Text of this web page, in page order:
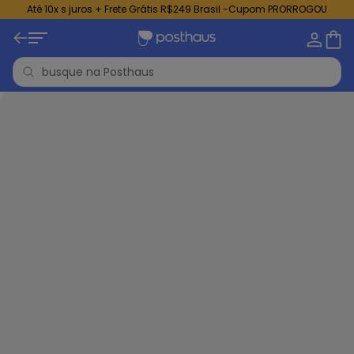
Até 10x s juros + Frete Grátis R$249 Brasil -Cupom PRORROGOU